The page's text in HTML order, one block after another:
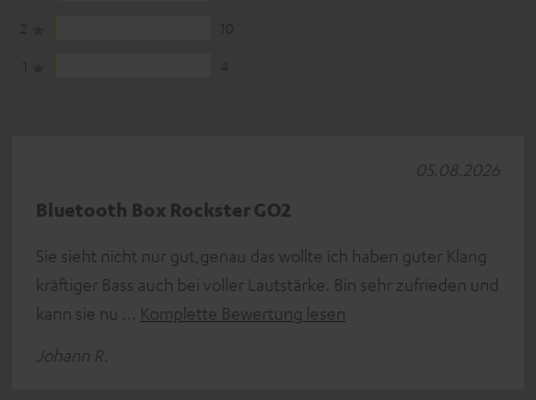
Bluetooth Box Rockster GO2
Sie sieht nicht nur gut,genau das wollte ich haben guter Klang
kräftiger Bass auch bei voller Lautstärke. Bin sehr zufrieden und
kann sie nu
Komplette Bewertung lesen
Johann R.
05.08.2026